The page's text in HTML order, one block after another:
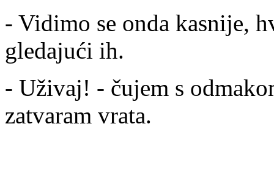
- Vidimo se onda kasnije,
gledajući ih.
- Uživaj! - čujem s
zatvaram vrata.